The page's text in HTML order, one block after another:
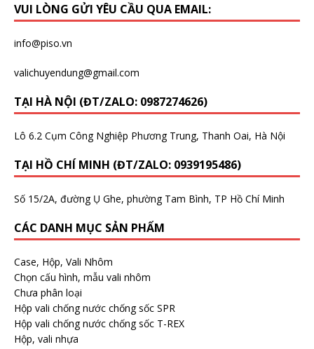
VUI LÒNG GỬI YÊU CẦU QUA EMAIL:
info@piso.vn
valichuyendung@gmail.com
TẠI HÀ NỘI (ĐT/ZALO: 0987274626)
Lô 6.2 Cụm Công Nghiệp Phương Trung, Thanh Oai, Hà Nội
TẠI HỒ CHÍ MINH (ĐT/ZALO: 0939195486)
Số 15/2A, đường Ụ Ghe, phường Tam Bình, TP Hồ Chí Minh
CÁC DANH MỤC SẢN PHẨM
Case, Hộp, Vali Nhôm
Chọn cấu hình, mẫu vali nhôm
Chưa phân loại
Hộp vali chống nước chống sốc SPR
Hộp vali chống nước chống sốc T-REX
Hộp, vali nhựa